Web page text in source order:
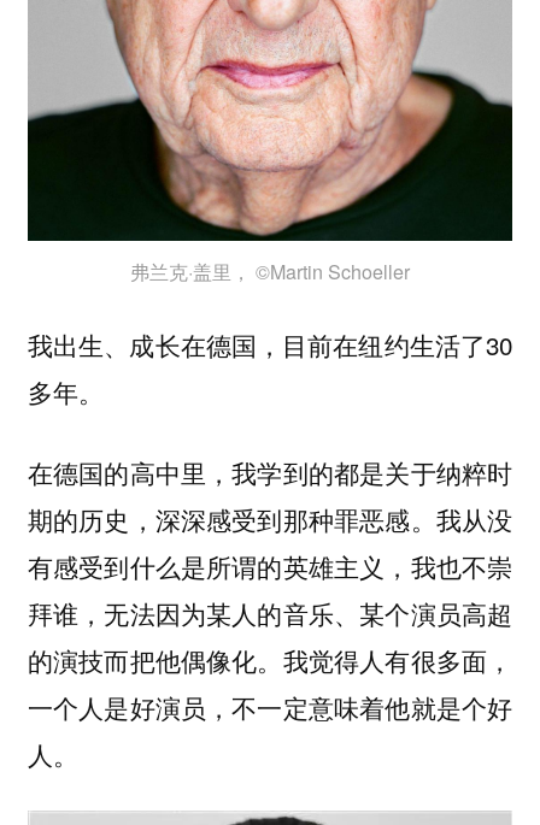
弗兰克·盖里， ©Martin Schoeller
我出生、成长在德国，目前在纽约生活了30
多年。
在德国的高中里，我学到的都是关于纳粹时
期的历史，深深感受到那种罪恶感。我从没
有感受到什么是所谓的英雄主义，我也不崇
拜谁，无法因为某人的音乐、某个演员高超
的演技而把他偶像化。我觉得人有很多面，
一个人是好演员，不一定意味着他就是个好
人。